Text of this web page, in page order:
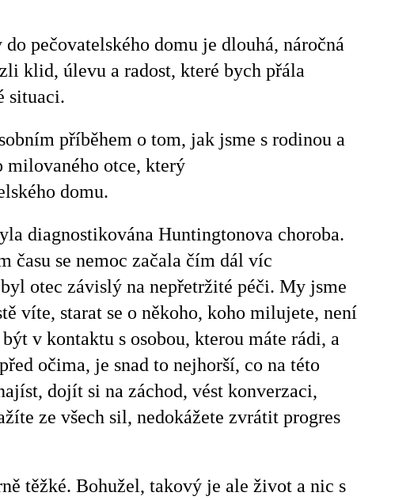
pečovatelského domu je dlouhá, náročná
klid, úlevu a radost, které bych přála
situaci.
příběhem o tom, jak jsme s rodinou a
otce, který
domu.
diagnostikována Huntingtonova choroba.
času se nemoc začala čím dál víc
otec závislý na nepřetržité péči. My jsme
víte, starat se o někoho, koho milujete, není
v kontaktu s osobou, kterou máte rádi, a
očima, je snad to nejhorší, co na této
dojít si na záchod, vést konverzaci,
ze všech sil, nedokážete zvrátit progres
těžké. Bohužel, takový je ale život a nic s